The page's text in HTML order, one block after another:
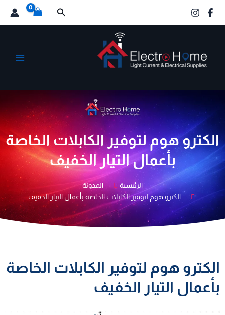
البحث
الكترو هوم لتوفير الكابلات الخاصة
بأعمال التيار الخفيف
الرئيسية
المدونة
الكترو هوم لتوفير الكابلات الخاصة بأعمال التيار الخفيف
الكترو هوم لتوفير الكابلات الخاصة
بأعمال التيار الخفيف